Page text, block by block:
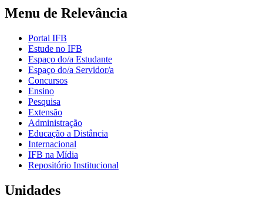
Menu de Relevância
Portal IFB
Estude no IFB
Espaço do/a Estudante
Espaço do/a Servidor/a
Concursos
Ensino
Pesquisa
Extensão
Administração
Educação a Distância
Internacional
IFB na Mídia
Repositório Institucional
Unidades